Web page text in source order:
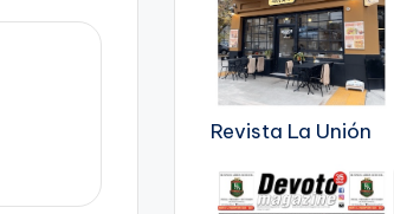
Revista La Unión